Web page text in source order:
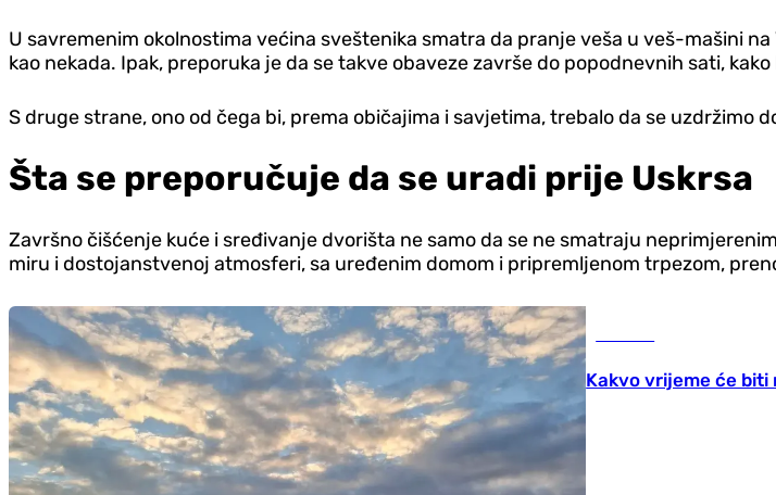
U savremenim okolnostima većina sveštenika smatra da pranje veša u veš-mašini
kao nekada. Ipak, preporuka je da se takve obaveze završe do popodnevnih sati,
S druge strane, ono od čega bi, prema običajima i savjetima, trebalo da se
Šta se preporučuje da se uradi prije Uskrsa
Završno čišćenje kuće i sređivanje dvorišta ne samo da se ne smatraju
miru i dostojanstvenoj atmosferi, sa uređenim domom i pripremljenom trpezom,
Kakvo vrijeme će biti